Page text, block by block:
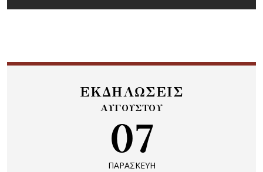
ΕΚΔΗΛΩΣΕΙΣ
ΑΥΓΟΥΣΤΟΥ
07
ΠΑΡΑΣΚΕΥΗ